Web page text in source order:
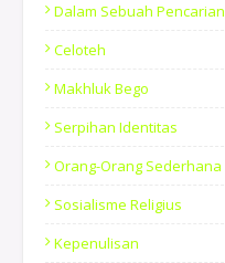
Dalam Sebuah Pencarian
Celoteh
Makhluk Bego
Serpihan Identitas
Orang-Orang Sederhana
Sosialisme Religius
Kepenulisan